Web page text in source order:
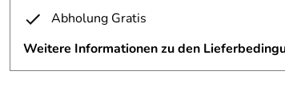
Maße:
Material:
Cortenstahl
Abholung Gratis
Weitere Informationen zu den